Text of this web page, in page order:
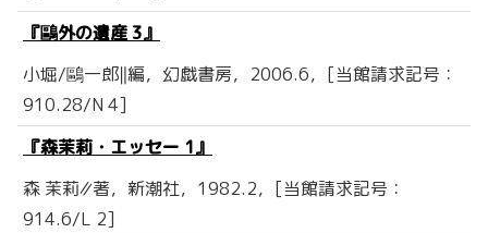
『鷗外の遺産 3』
小堀/鷗一郎‖編，幻戯書房，2006.6，[当館請求記号：
910.28/N 4]
『森茉莉・エッセー 1』
森 茉莉∥著，新潮社，1982.2，[当館請求記号：
914.6/L 2]